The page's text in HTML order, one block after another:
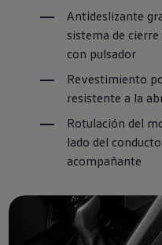
y filtros
Volkswagen
conectado
advertencia
Antideslizante
sistema de
con pulsador
Revestimiento
resistente a la
Rotulación del
lado del
acompañante